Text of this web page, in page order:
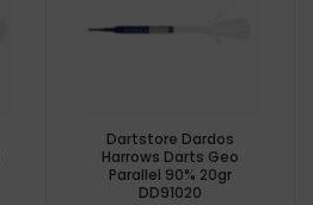
Dartstore Dardos
Harrows Darts Geo
Parallel 90% 20gr
DD91020